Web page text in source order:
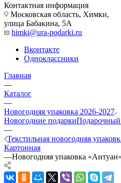
Контактная информация
Московская область, Химки,
улица Бабакина, 5А
himki@ura-podarki.ru
Вконтакте
Одноклассники
Главная
—
Каталог
—
Новогодняя упаковка 2026-2027
Новогодние подаркиПодарочный
—
Текстильная новогодняя
Картонная
—Новогодняя упаковка «Антуан»